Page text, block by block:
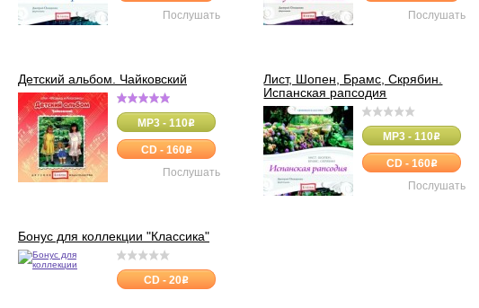
Послушать Послушать
Детский альбом. Чайковский
MP3 - 110o
CD - 160o
Послушать
Лист, Шопен, Брамс, Скрябин.
Испанская рапсодия
MP3 - 110o
CD - 160o
Послушать
Бонус для коллекции "Классика"
CD - 20o